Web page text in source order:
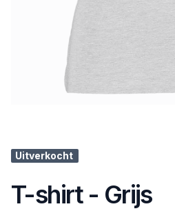
Uitverkocht
T-shirt - Grijs